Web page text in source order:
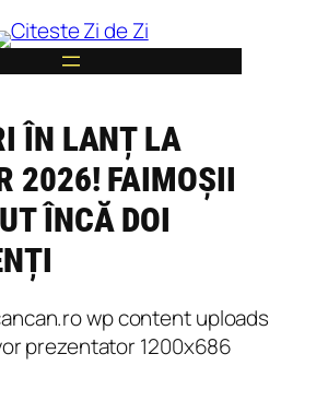
ÎN LANȚ LA
2026! FAIMOȘII
ÎNCĂ DOI